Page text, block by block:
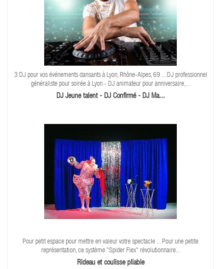
3 DJ pour vos événements dansants à Lyon, Rhône-Alpes, 69 ... DJ professionnel
généraliste pour soirée à Lyon - DJ animateur pour anniversaire,...
DJ Jeune talent - DJ Confirmé - DJ Ma...
Pour petit espace pour mettre en valeur votre spectacle ... Pour une petite
représentation, ce système "Spider Flex" révolutionnaire...
Rideau et coulisse pliable